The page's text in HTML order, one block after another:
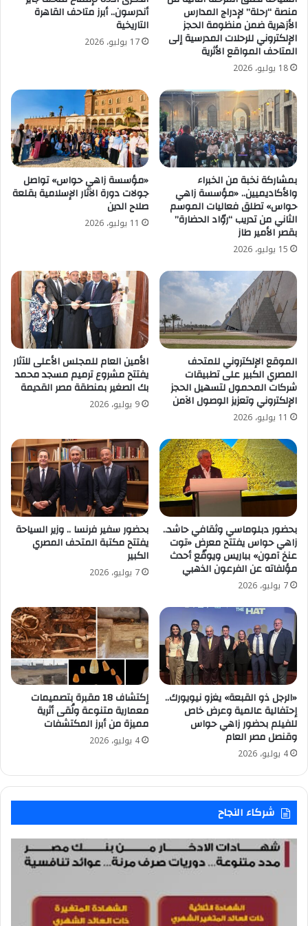
منصة “رحلة” لإدراج المدارس
الأزهرية ضمن منظومة الحجز
الإلكتروني للرحلات المدرسية إلى
المتاحف المواقع الأثرية
18 يوليو، 2026
أندرسون.. أبرز متاحف القاهرة
التاريخية
17 يوليو، 2026
بمشاركة نخبة من الخبراء
والأكاديميين.. «مؤسسة زاهي
حواس» تطلق فعاليات الموسم
الثاني من تدريب “روّاد الحضارة”
بقصر الأمير طاز
15 يوليو، 2026
«مؤسسة زاهي حواس» تواصل
جولات دورة الآثار الإسلامية بقلعة
صلاح الدين
11 يوليو، 2026
الموقع الإلكتروني للمتحف
المصري الكبير على تطبيقات
شركات المحمول لتسهيل الحجز
الإلكتروني وتعزيز الوصول الآمن
11 يوليو، 2026
الأمين العام للمجلس الأعلى للآثار
يفتتح مشروع ترميم مسجد محمد
بك الصغير بمنطقة مصر القديمة
9 يوليو، 2026
بحضور دبلوماسي وثقافي حاشد..
زاهي حواس يفتتح معرض «توت
عنخ آمون» بباريس ويوقّع أحدث
مؤلفاته عن الفرعون الذهبي
7 يوليو، 2026
بحضور سفير فرنسا .. وزير السياحة
يفتتح مكتبة المتحف المصري
الكبير
7 يوليو، 2026
«الرجل ذو القبعة» يغزو نيويورك..
إحتفالية عالمية وعرض خاص
للفيلم بحضور زاهي حواس
وقنصل مصر العام
4 يوليو، 2026
إكتشاف 18 مقبرة بتصميمات
معمارية متنوعة ولُقى أثرية
مميزة من أبرز المكتشفات
4 يوليو، 2026
شركاء النجاح